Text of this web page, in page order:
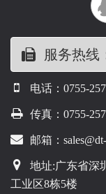
服务热线
电话：0755-
传真：0755-
邮箱：
地址:广东省深
工业区8栋5楼